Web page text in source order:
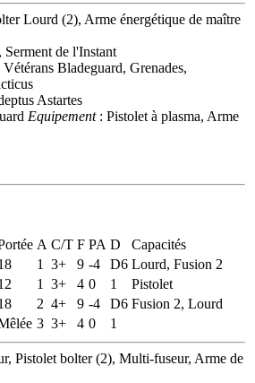
Lourd (2), Arme énergétique de maître
Serment de l'Instant
Vétérans Bladeguard, Grenades,
Astartes
Equipement: Pistolet à plasma, Arme
A C/T F PA D
Capacités
1 3+ 9 -4 D6 Lourd, Fusion 2
1 3+ 4 0 1
Pistolet
2 4+ 9 -4 D6 Fusion 2, Lourd
3 3+ 4 0 1
Pistolet bolter (2), Multi-fuseur, Arme de